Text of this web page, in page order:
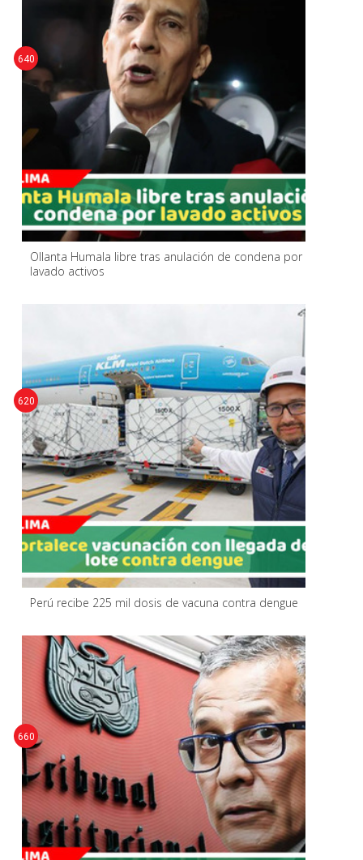
Ollanta Humala libre tras anulación de condena por
lavado activos
640
Perú recibe 225 mil dosis de vacuna contra dengue
620
660